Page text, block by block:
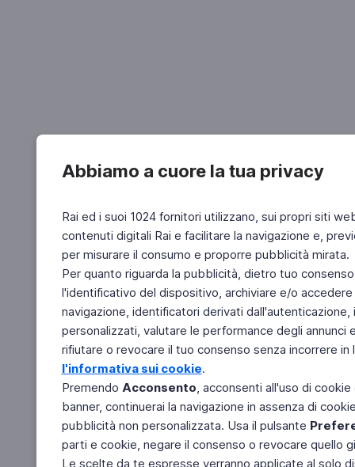
Abbiamo a cuore la tua privacy
Rai ed i suoi 1024 fornitori utilizzano, sui propri siti
contenuti digitali Rai e facilitare la navigazione e,
per misurare il consumo e proporre pubblicità mirata.
Per quanto riguarda la pubblicità, dietro tuo
l'identificativo del dispositivo, archiviare e/o
navigazione, identificatori derivati
personalizzati, valutare le performance degli
rifiutare o revocare il tuo consenso senza incorrere
l'informativa sui cookie.
Premendo Acconsento, acconsenti all'uso di
banner, continuerai la navigazione in assenza di
pubblicità non personalizzata. Usa il pulsante
parti e cookie, negare il consenso o revocare quello
Le scelte da te espresse verranno applicate al solo